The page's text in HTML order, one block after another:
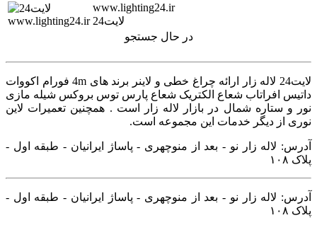
www.lighting24.ir
لایت24
در حال جستجو
لایت24 لاله زار ارائه چراغ خطی و لاینر برند های 4m فورام اکووات
داتیس افراتاب شعاع الکتریک شعاع پارس توس بروکس شیله مازی
نور و ستاره شمال در بازار لاله زار است . همچنین تعمیرات لاین
نوری از دیگر خدمات این مجموعه است.
آدرس: لاله زار نو - بعد از منوچهری - پاساژ ایرانیان - طبقه اول -
پلاک ۱۰۸
آدرس: لاله زار نو - بعد از منوچهری - پاساژ ایرانیان - طبقه اول -
پلاک ۱۰۸